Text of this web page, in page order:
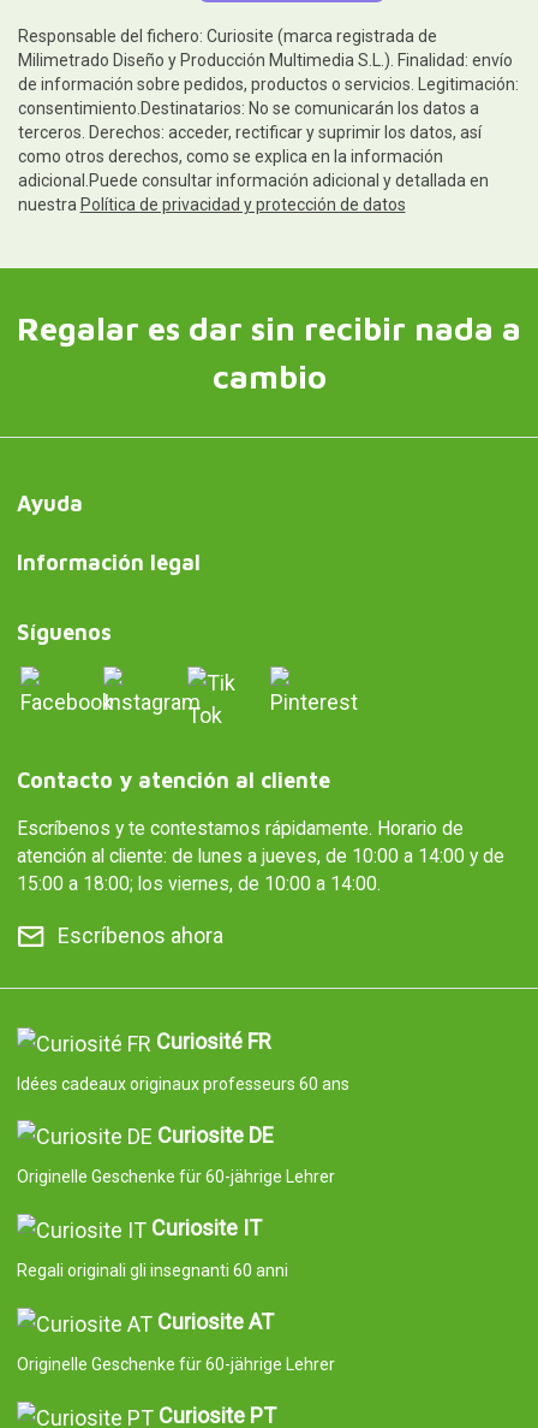
Responsable del fichero: Curiosite (marca registrada de
Milimetrado Diseño y Producción Multimedia S.L.). Finalidad: envío
de información sobre pedidos, productos o servicios. Legitimación:
consentimiento.Destinatarios: No se comunicarán los datos a
terceros. Derechos: acceder, rectificar y suprimir los datos, así
como otros derechos, como se explica en la información
adicional.Puede consultar información adicional y detallada en
nuestra Política de privacidad y protección de datos
Regalar es dar sin recibir nada a
cambio
Ayuda
Información legal
Síguenos
Contacto y atención al cliente
Escríbenos y te contestamos rápidamente. Horario de
atención al cliente: de lunes a jueves, de 10:00 a 14:00 y de
15:00 a 18:00; los viernes, de 10:00 a 14:00.
Escríbenos ahora
Curiosité FR
Idées cadeaux originaux professeurs 60 ans
Curiosite DE
Originelle Geschenke für 60-jährige Lehrer
Curiosite IT
Regali originali gli insegnanti 60 anni
Curiosite AT
Originelle Geschenke für 60-jährige Lehrer
Curiosite PT